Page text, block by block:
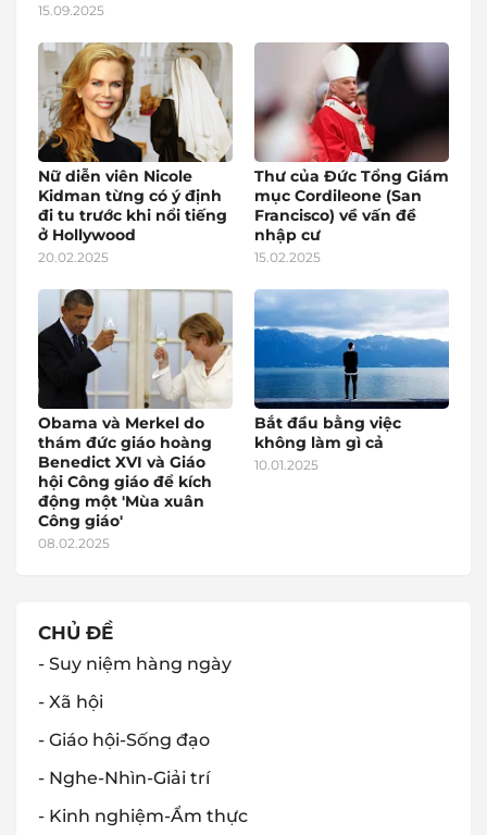
15.09.2025
Nữ diễn viên Nicole
Kidman từng có ý định
đi tu trước khi nổi tiếng
ở Hollywood
20.02.2025
Thư của Đức Tổng Giám
mục Cordileone (San
Francisco) về vấn đề
nhập cư
15.02.2025
Obama và Merkel do
thám đức giáo hoàng
Benedict XVI và Giáo
hội Công giáo để kích
động một 'Mùa xuân
Công giáo'
08.02.2025
Bắt đầu bằng việc
không làm gì cả
10.01.2025
CHỦ ĐỀ
- Suy niệm hàng ngày
- Xã hội
- Giáo hội-Sống đạo
- Nghe-Nhìn-Giải trí
- Kinh nghiệm-Ẩm thực